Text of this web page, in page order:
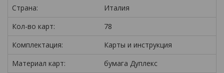
Страна:
Италия
Кол-во карт:
78
Комплектация:
Карты и инструкция
Материал карт:
бумага Дуплекс